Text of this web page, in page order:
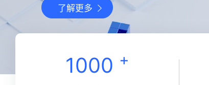
了解更多
1000 +